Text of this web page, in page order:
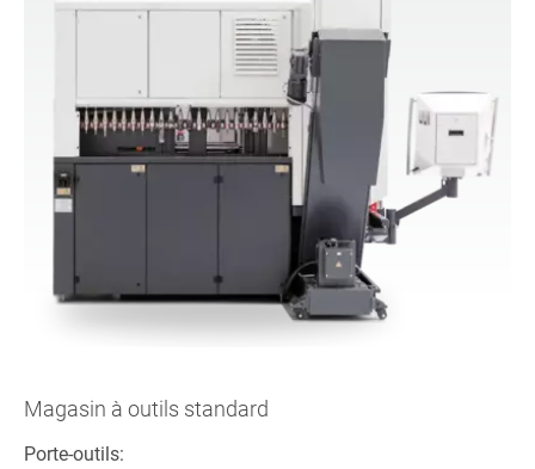
Magasin à outils standard
Porte-outils: